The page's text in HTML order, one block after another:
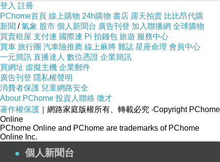
登入 註冊
PChome首頁 線上購物 24h購物 書店 露天拍賣 比比昂代購
新聞 /氣象 股市 個人新聞台 廣告刊登 加入聯播網 全球購物
買賣租屋 支付連 國際連 Pi 拍錢包 旅遊 服務中心
買車 旅行團 汽車險推薦 線上麻將 雜誌 星座命理 會員中心
一元簡訊 直播達人 數位憑證 企業簡訊
買網址 虛擬主機 企業郵件
廣告刊登 隱私權聲明
消費者保護 兒童網路安全
About PChome 投資人聯絡 徵才
著作權保護 ｜網路家庭版權所有、轉載必究 ‧Copyright PChome
Online
PChome Online and PChome are trademarks of PChome
Online Inc.
個人新聞台